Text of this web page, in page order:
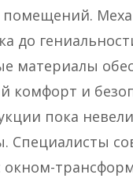
помещений.
до
материалы
комфорт и
пока
Специалисты
окном-